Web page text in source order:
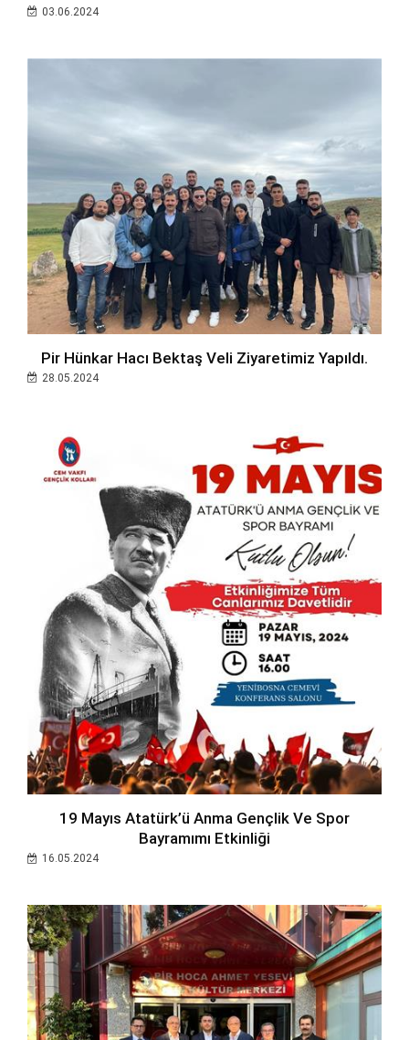
03.06.2024
Pir Hünkar Hacı Bektaş Veli Ziyaretimiz Yapıldı.
28.05.2024
19 Mayıs Atatürk’ü Anma Gençlik Ve Spor
Bayramımı Etkinliği
16.05.2024